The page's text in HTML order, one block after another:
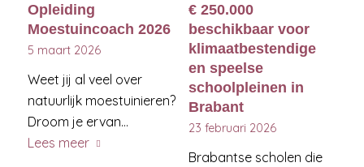
Opleiding
Moestuincoach 2026
5 maart 2026
Weet jij al veel over
natuurlijk moestuinieren?
Droom je ervan…
Lees meer
€ 250.000
beschikbaar voor
klimaatbestendige
en speelse
schoolpleinen in
Brabant
23 februari 2026
Brabantse scholen die